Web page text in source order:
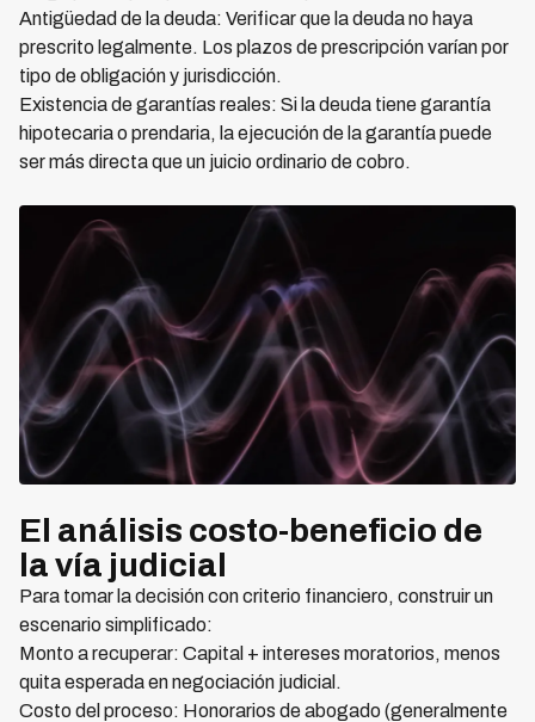
Antigüedad de la deuda: Verificar que la deuda no haya
prescrito legalmente. Los plazos de prescripción varían por
tipo de obligación y jurisdicción.
Existencia de garantías reales: Si la deuda tiene garantía
hipotecaria o prendaria, la ejecución de la garantía puede
ser más directa que un juicio ordinario de cobro.
El análisis costo-beneficio de
la vía judicial
Para tomar la decisión con criterio financiero, construir un
escenario simplificado:
Monto a recuperar: Capital + intereses moratorios, menos
quita esperada en negociación judicial.
Costo del proceso: Honorarios de abogado (generalmente